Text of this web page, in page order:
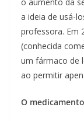
o aumento da
a ideia de usá-
professora. Em
(conhecida
um fármaco de
ao permitir
O